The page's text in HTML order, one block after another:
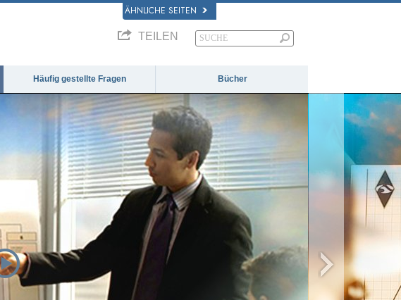
ÄHNLICHE SEITEN
TEILEN
Häufig gestellte Fragen Bücher